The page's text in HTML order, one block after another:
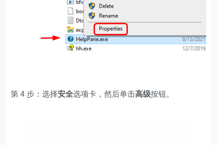
第 4 步：选择安全选项卡，然后单击高级按钮。